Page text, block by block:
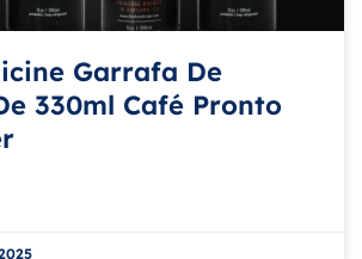
Garrafa De
330ml Café Pronto